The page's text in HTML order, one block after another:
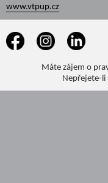
www.vtpup.cz
Máte zájem o
Nepřejete-li